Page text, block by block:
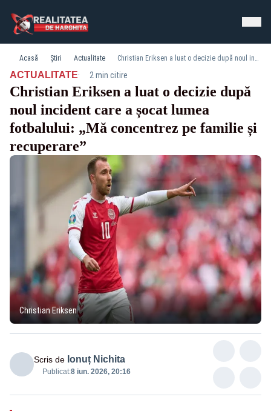
Acasă Știri Actualitate Christian Eriksen a luat o decizie după noul incident care a șocat lumea fotbalului: „Mă concentrez pe familie și recuperare”
ACTUALITATE· 2 min citire
Christian Eriksen a luat o decizie după
noul incident care a șocat lumea
fotbalului: „Mă concentrez pe familie și
recuperare”
Christian Eriksen
Scris de Ionuț Nichita
Publicat:8 iun. 2026, 20:16